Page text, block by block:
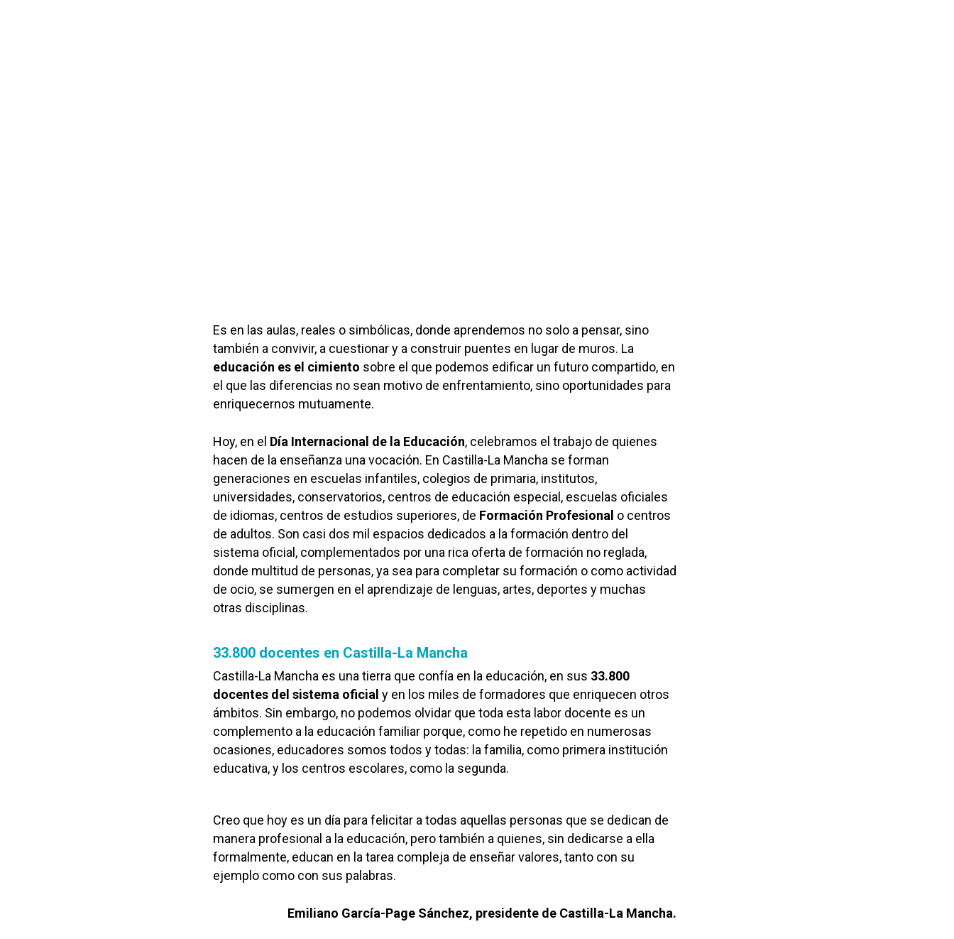
Es en las aulas, reales o simbólicas, donde aprendemos no solo a pensar, sino
también a convivir, a cuestionar y a construir puentes en lugar de muros. La
educación es el cimiento sobre el que podemos edificar un futuro compartido, en
el que las diferencias no sean motivo de enfrentamiento, sino oportunidades para
enriquecernos mutuamente.
Hoy, en el Día Internacional de la Educación, celebramos el trabajo de quienes
hacen de la enseñanza una vocación. En Castilla-La Mancha se forman
generaciones en escuelas infantiles, colegios de primaria, institutos,
universidades, conservatorios, centros de educación especial, escuelas oficiales
de idiomas, centros de estudios superiores, de Formación Profesional o centros
de adultos. Son casi dos mil espacios dedicados a la formación dentro del
sistema oficial, complementados por una rica oferta de formación no reglada,
donde multitud de personas, ya sea para completar su formación o como actividad
de ocio, se sumergen en el aprendizaje de lenguas, artes, deportes y muchas
otras disciplinas.
33.800 docentes en Castilla-La Mancha
Castilla-La Mancha es una tierra que confía en la educación, en sus 33.800
docentes del sistema oficial y en los miles de formadores que enriquecen otros
ámbitos. Sin embargo, no podemos olvidar que toda esta labor docente es un
complemento a la educación familiar porque, como he repetido en numerosas
ocasiones, educadores somos todos y todas: la familia, como primera institución
educativa, y los centros escolares, como la segunda.
Creo que hoy es un día para felicitar a todas aquellas personas que se dedican de
manera profesional a la educación, pero también a quienes, sin dedicarse a ella
formalmente, educan en la tarea compleja de enseñar valores, tanto con su
ejemplo como con sus palabras.
Emiliano García-Page Sánchez, presidente de Castilla-La Mancha.